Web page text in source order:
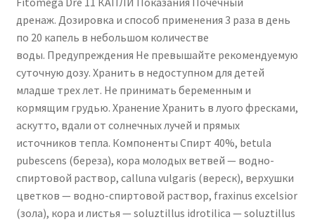
дренаж. Дозировка и способ применения 3 раза в день
по 20 капель в небольшом количестве
воды. Предупреждения Не превышайте рекомендуемую
суточную дозу. Хранить в недоступном для детей
младше трех лет. Не принимать беременным и
кормящим грудью. Хранение Хранить в луого фресками,
аскутто, вдали от солнечных лучей и прямых
источников тепла. Компоненты Спирт 40%, betula
pubescens (береза), кора молодых ветвей — водно-
спиртовой раствор, calluna vulgaris (вереск), верхушки
цветков — водно-спиртовой раствор, fraxinus excelsior
(зола), кора и листья — soluztillus idrotilica — soluztillus